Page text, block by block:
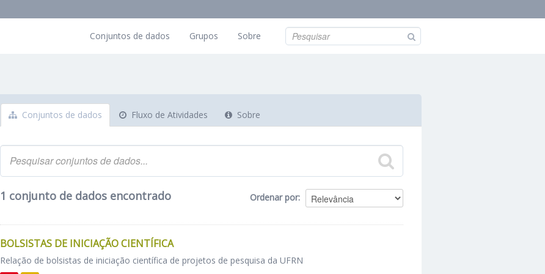
Conjuntos de dados Grupos Sobre
Conjuntos de dados Fluxo de Atividades Sobre
Ordenar por
1 conjunto de dados encontrado
BOLSISTAS DE INICIAÇÃO CIENTÍFICA
Relação de bolsistas de iniciação científica de projetos de pesquisa da UFRN